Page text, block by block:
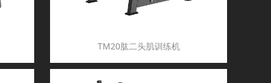
TM20肱二头肌训练机